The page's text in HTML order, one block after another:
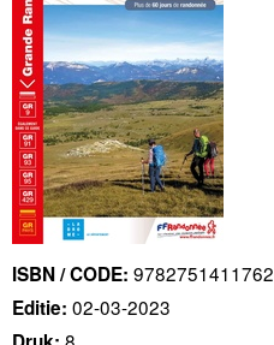
ISBN / CODE: 9782751411762
Editie: 02-03-2023